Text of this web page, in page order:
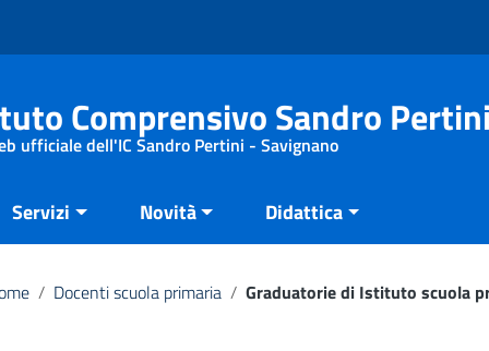
Comprensivo Sandro
ufficiale dell'IC Sandro Pertini - Savignano
Servizi Novità Didattica
/ Docenti scuola primaria / Graduatorie di Istituto scuola